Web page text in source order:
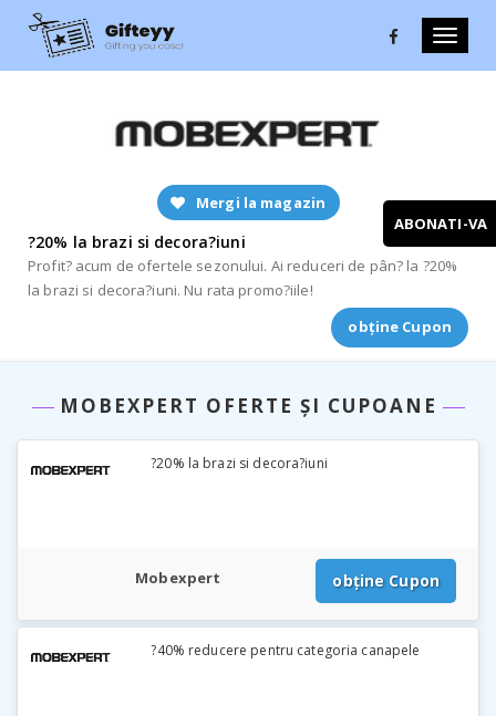
Toggle
Mergi la magazin
?20% la brazi si decora?iuni
Profit? acum de ofertele sezonului. Ai reduceri de pân? la ?20%
la brazi si decora?iuni. Nu rata promo?iile!
obține Cupon
MOBEXPERT OFERTE ȘI CUPOANE
?20% la brazi si decora?iuni
Mobexpert obține Cupon
?40% reducere pentru categoria canapele
ABONATI-VA